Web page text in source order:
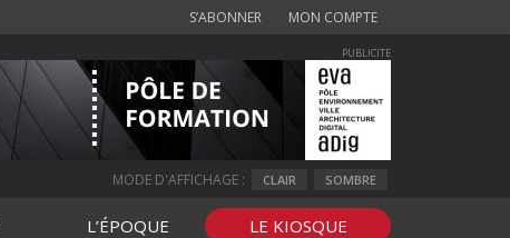
S’ABONNER MON COMPTE
PUBLICITE
MODE D'AFFICHAGE : CLAIR SOMBRE
L’ÉPOQUE LE KIOSQUE